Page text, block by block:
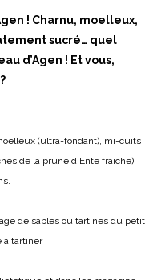
! Charnu, moelleux,
sucré… quel
d’Agen ! Et vous,
(ultra-fondant), mi-cuits
de la prune d’Ente fraîche)
de sablés ou tartines du petit
à tartiner !